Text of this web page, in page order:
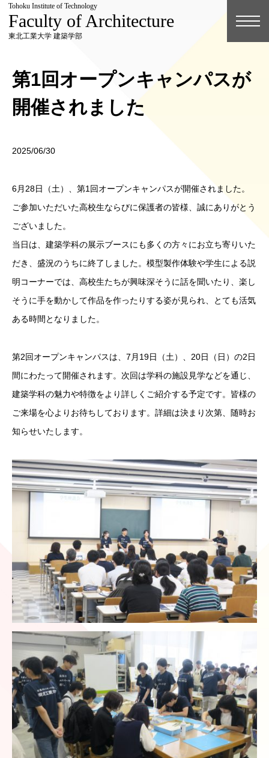
Tohoku Institute of Technology
Faculty of Architecture
東北工業大学 建築学部
第1回オープンキャンパスが
開催されました
2025/06/30
6月28日（土）、第1回オープンキャンパスが開催されました。
ご参加いただいた高校生ならびに保護者の皆様、誠にありがとう
ございました。
当日は、建築学科の展示ブースにも多くの方々にお立ち寄りいた
だき、盛況のうちに終了しました。模型製作体験や学生による説
明コーナーでは、高校生たちが興味深そうに話を聞いたり、楽し
そうに手を動かして作品を作ったりする姿が見られ、とても活気
ある時間となりました。
第2回オープンキャンパスは、7月19日（土）、20日（日）の2日
間にわたって開催されます。次回は学科の施設見学などを通じ、
建築学科の魅力や特徴をより詳しくご紹介する予定です。皆様の
ご来場を心よりお待ちしております。詳細は決まり次第、随時お
知らせいたします。